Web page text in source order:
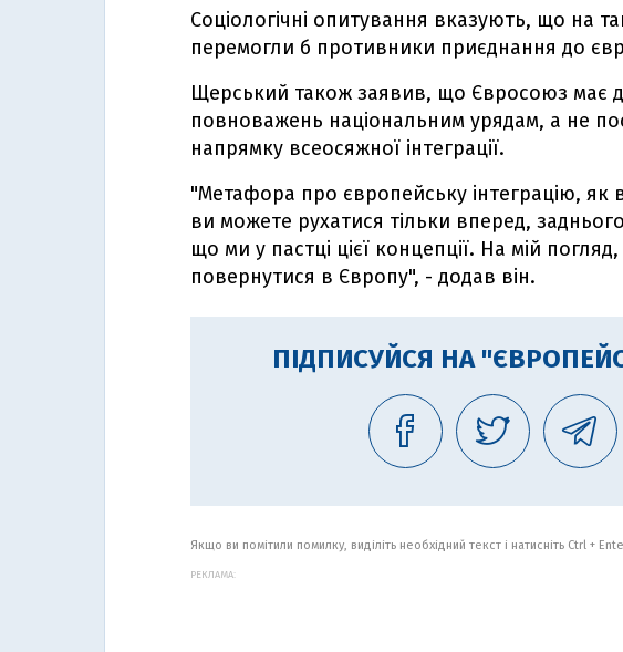
Cоціологічні опитування вказують, що на
перемогли б противники приєднання до
Щерський також заявив, що Євросоюз має
повноважень національним урядам, а не
напрямку всеосяжної інтеграції.
"Метафора про європейську інтеграцію, як
ви можете рухатися тільки вперед,
що ми у пастці цієї концепції. На мій
повернутися в Європу", - додав він.
ПІДПИСУЙСЯ НА
Якщо ви помітили помилку, виділіть необхідний текст і натисніть Ctrl +
РЕКЛАМА: